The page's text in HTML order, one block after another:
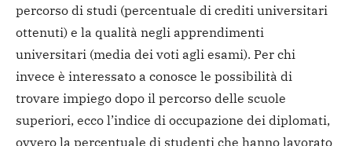
percorso di studi (percentuale di crediti universitari
ottenuti) e la qualità negli apprendimenti
universitari (media dei voti agli esami). Per chi
invece è interessato a conosce le possibilità di
trovare impiego dopo il percorso delle scuole
superiori, ecco l’indice di occupazione dei diplomati,
ovvero la percentuale di studenti che hanno lavorato